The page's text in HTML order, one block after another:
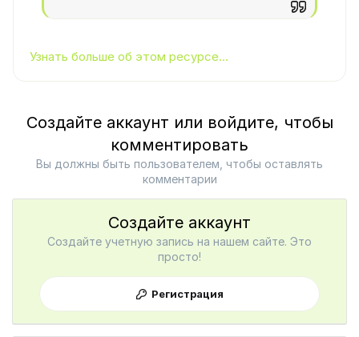
Узнать больше об этом ресурсе...
Создайте аккаунт или войдите, чтобы
комментировать
Вы должны быть пользователем, чтобы оставлять
комментарии
Создайте аккаунт
Создайте учетную запись на нашем сайте. Это
просто!
Регистрация